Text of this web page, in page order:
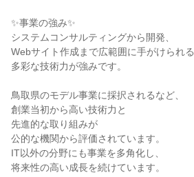
✨事業の強み✨
システムコンサルティングから開発、
Webサイト作成まで広範囲に手がけられる
多彩な技術力が強みです。
鳥取県のモデル事業に採択されるなど、
創業当初から高い技術力と
先進的な取り組みが
公的な機関から評価されています。
IT以外の分野にも事業を多角化し、
将来性の高い成長を続けています。